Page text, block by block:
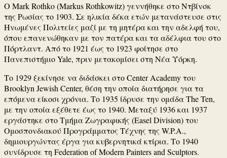
Ο Mark Rothko (Markus Rothkowitz) γεννήθηκε στο Ντβίνσκ
της Ρωσίας το 1903. Σε ηλικία δέκα ετών μετανάστευσε στις
Ηνωμένες Πολιτείες μαζί με τη μητέρα και την αδελφή του,
όπου επανενώθηκαν με τον πατέρα και τα αδέλφια του στο
Πόρτλαντ. Από το 1921 έως το 1923 φοίτησε στο
Πανεπιστήμιο Yale, πριν μετακομίσει στη Νέα Υόρκη.
Το 1929 ξεκίνησε να διδάσκει στο Center Academy του
Brooklyn Jewish Center, θέση την οποία διατήρησε για τα
επόμενα είκοσι χρόνια. Το 1935 ίδρυσε την ομάδα The Ten,
με την οποία εξέθετε έως το 1940. Μεταξύ 1936 και 1937
εργάστηκε στο Τμήμα Ζωγραφικής (Easel Division) του
Ομοσπονδιακού Προγράμματος Τέχνης της W.P.A.,
δημιουργώντας έργα για κυβερνητικά κτίρια. Το 1940
συνίδρυσε τη Federation of Modern Painters and Sculptors.